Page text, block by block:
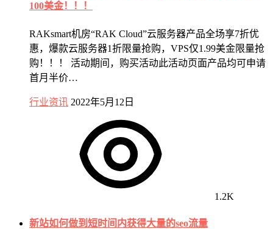
100美金！！！
RAKsmart机房“RAK Cloud”云服务器产品全场享7折优
惠，爆款云服务器1折限量抢购，VPS仅1.99美金限量抢
购！！！ 活动期间，购买活动此活动页面产品均可申请
首月半价…
行业资讯 2022年5月12日
1.2K
新站如何做到短时间内获得大量的seo流量